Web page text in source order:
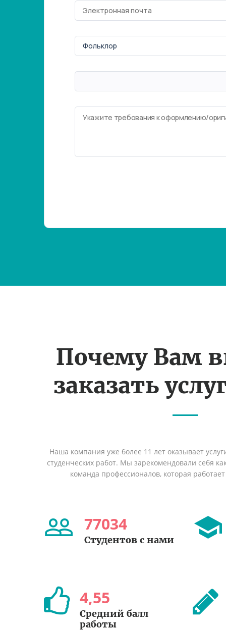
Почему Вам
заказать
Наша компания уже более 11 лет оказывает
студенческих работ. Мы зарекомендовали себя
команда профессионалов, которая
77034
Студентов с нами
4,55
Средний балл
работы